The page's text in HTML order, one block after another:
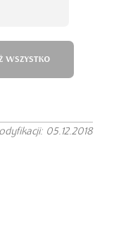
WSZYSTKO
05.12.2018